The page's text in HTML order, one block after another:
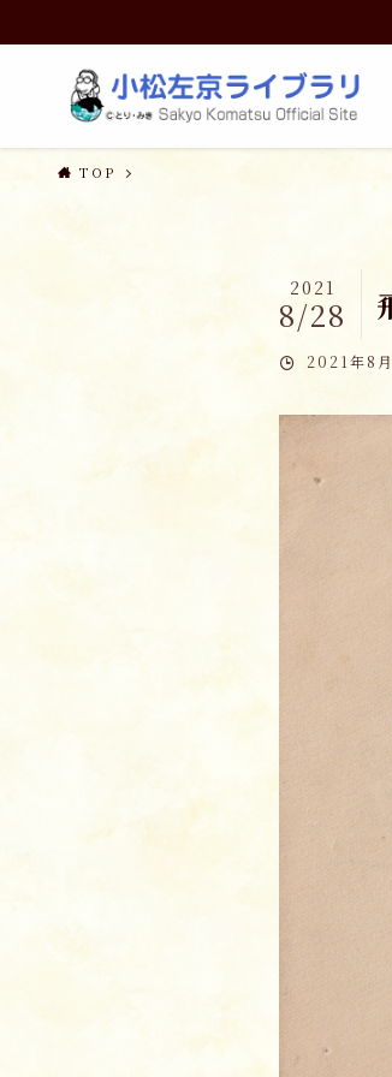
TOP
2021
8/28
2021年8